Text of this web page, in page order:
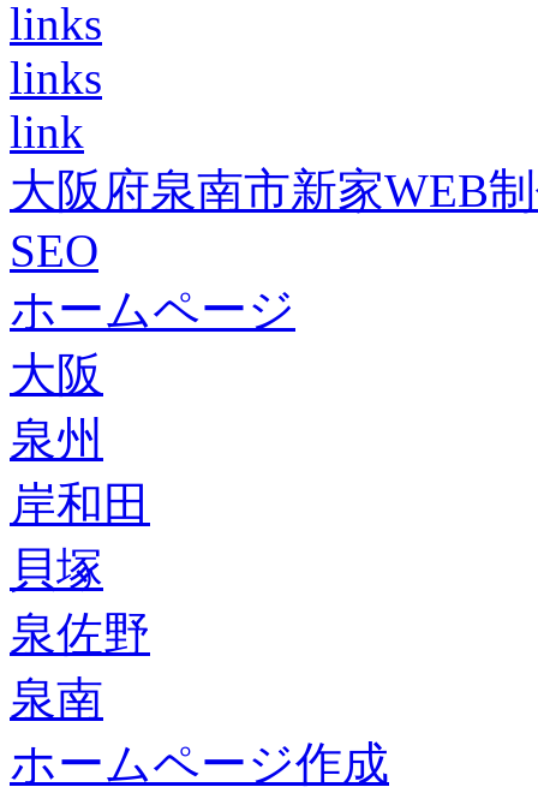
links
links
link
大阪府泉南市新家WEB
SEO
ホームページ
大阪
泉州
岸和田
貝塚
泉佐野
泉南
ホームページ作成